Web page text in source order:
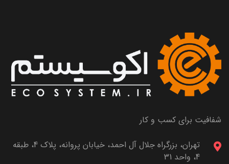
شفافیت برای کسب و کار
تهران، بزرگراه جلال آل احمد، خیابان پروانه، پلاک 4، طبقه
4، واحد 31